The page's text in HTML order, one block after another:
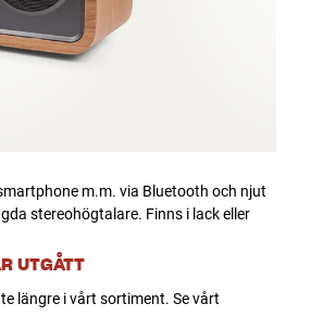
m.m. via Bluetooth och njut
stereohögtalare. Finns i lack eller
UTGÅTT
längre i vårt sortiment. Se vårt